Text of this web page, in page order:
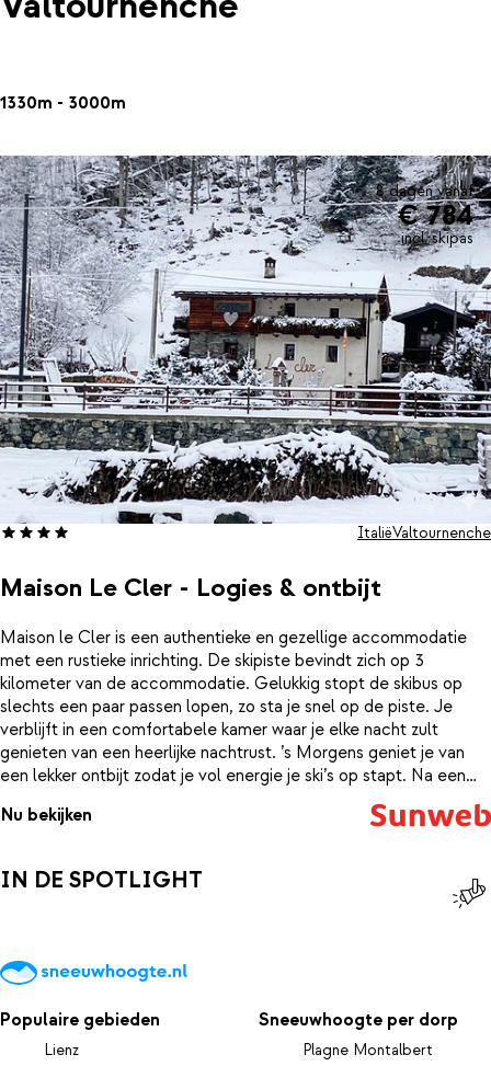
1330m - 3000m
8 dagen vanaf
€ 784
incl. skipas
Maison Le Cler - Logies & ontbijt
ItaliëValtournenche
Maison le Cler is een authentieke en gezellige accommodatie
met een rustieke inrichting. De skipiste bevindt zich op 3
kilometer van de accommodatie. Gelukkig stopt de skibus op
slechts een paar passen lopen, zo sta je snel op de piste. Je
verblijft in een comfortabele kamer waar je elke nacht zult
genieten van een heerlijke nachtrust. ’s Morgens geniet je van
een lekker ontbijt zodat je vol energie je ski’s op stapt. Na een
mooie dag in de frisse berglucht, kun je weer helemaal bijkomen
in je fijne kamer. Trek het gezellige centrum van Valtournenche in
lekkere pasta. Buon appetito!
Nu bekijken
IN DE SPOTLIGHT
Populaire gebieden
Lienz
Sneeuwhoogte per dorp
Plagne Montalbert